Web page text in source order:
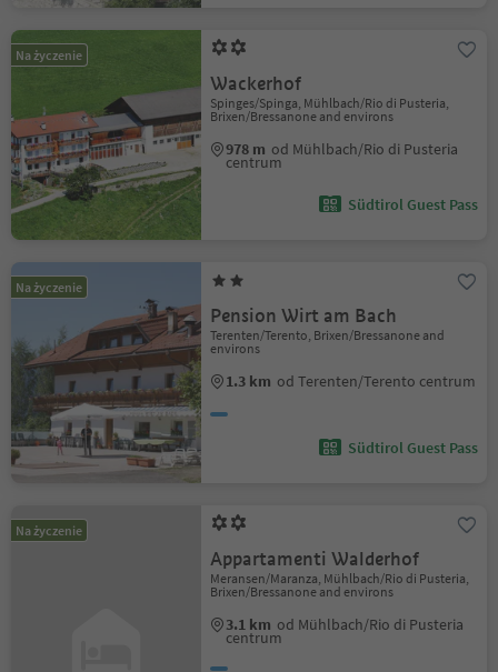
Na życzenie
Wackerhof
Spinges/Spinga, Mühlbach/Rio di Pusteria,
Brixen/Bressanone and environs
978 m od Mühlbach/Rio di Pusteria
centrum
Südtirol Guest Pass
Na życzenie
Pension Wirt am Bach
Terenten/Terento, Brixen/Bressanone and
environs
1.3 km od Terenten/Terento centrum
Südtirol Guest Pass
Na życzenie
Appartamenti Walderhof
Meransen/Maranza, Mühlbach/Rio di Pusteria,
Brixen/Bressanone and environs
3.1 km od Mühlbach/Rio di Pusteria
centrum